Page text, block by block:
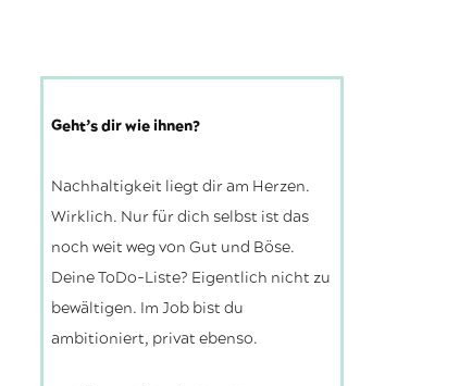
Geht’s dir wie ihnen?
Nachhaltigkeit liegt dir am Herzen.
Wirklich. Nur für dich selbst ist das
noch weit weg von Gut und Böse.
Deine ToDo-Liste? Eigentlich nicht zu
bewältigen. Im Job bist du
ambitioniert, privat ebenso.